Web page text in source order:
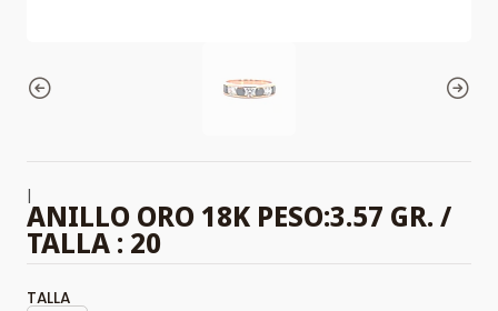
|
ANILLO ORO 18K PESO:3.57 GR. /
TALLA : 20
TALLA